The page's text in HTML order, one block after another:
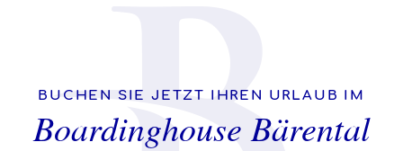
BUCHEN SIE JETZT IHREN URLAUB IM
Boardinghouse Bärental